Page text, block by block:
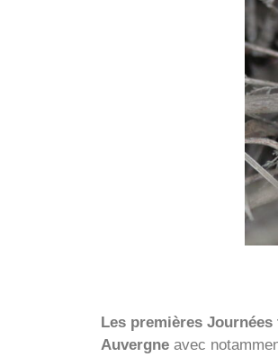
Les premières
Auvergne avec